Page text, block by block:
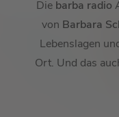
Die barba radio
von Barbara
Lebenslagen
Ort. Und das